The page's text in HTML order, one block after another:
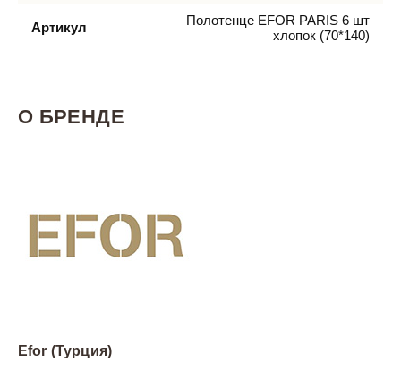
Артикул
Полотенце EFOR PARIS 6 шт
хлопок (70*140)
О БРЕНДЕ
Efor (Турция)